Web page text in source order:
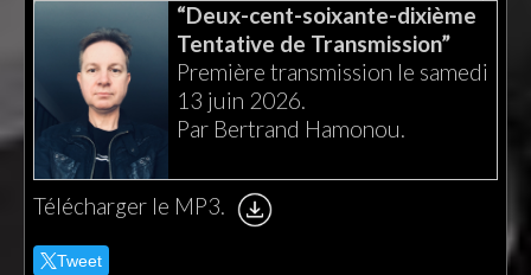
“Deux-cent-soixante-dixième
Tentative de Transmission”
Première transmission le samedi
13 juin 2026.
Par Bertrand Hamonou.
Télécharger le MP3.
Tweet